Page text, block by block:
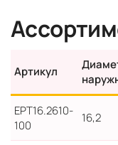
Артикул
EPТ16.2610-
100
16,2